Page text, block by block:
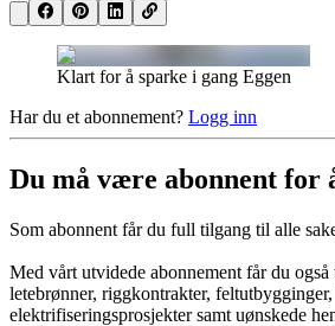
Klart for å sparke i gang Eggen
Har du et abonnement? Logg inn
Du må være abonnent for
Som abonnent får du full tilgang til alle
Med vårt utvidede abonnement får du også
letebrønner, riggkontrakter,
elektrifiseringsprosjekter samt uønskede